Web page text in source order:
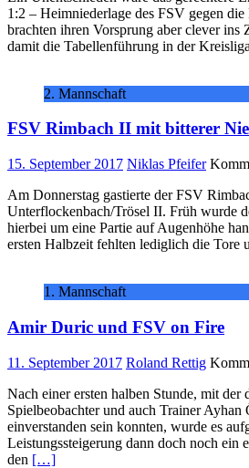
1:2 – Heimniederlage des FSV gegen die
brachten ihren Vorsprung aber clever ins
damit die Tabellenführung in der
2. Mannschaft
FSV Rimbach II mit bitterer
15. September 2017 Niklas Pfeifer
Am Donnerstag gastierte der FSV
Unterflockenbach/Trösel II. Früh wurde
hierbei um eine Partie auf Augenhöhe
ersten Halbzeit fehlten lediglich die Tore
1. Mannschaft
Amir Duric und FSV on Fire
11. September 2017 Roland Rettig
Nach einer ersten halben Stunde, mit der
Spielbeobachter und auch Trainer Ayhan
einverstanden sein konnten, wurde es
Leistungssteigerung dann doch noch ein
den […]